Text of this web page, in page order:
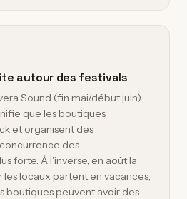
autour des festivals
Sound (fin mai/début juin)
que les boutiques
et organisent des
des
forte. À l'inverse, en août la
locaux partent en vacances,
boutiques peuvent avoir des